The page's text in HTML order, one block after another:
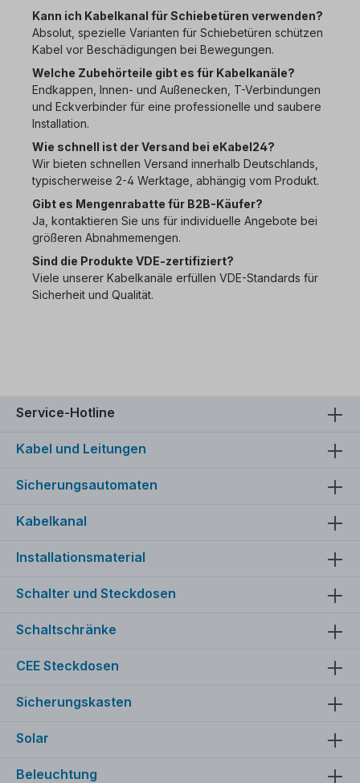
Kann ich Kabelkanal für Schiebetüren verwenden?
Absolut, spezielle Varianten für Schiebetüren schützen
Kabel vor Beschädigungen bei Bewegungen.
Welche Zubehörteile gibt es für Kabelkanäle?
Endkappen, Innen- und Außenecken, T-Verbindungen
und Eckverbinder für eine professionelle und saubere
Installation.
Wie schnell ist der Versand bei eKabel24?
Wir bieten schnellen Versand innerhalb Deutschlands,
typischerweise 2-4 Werktage, abhängig vom Produkt.
Gibt es Mengenrabatte für B2B-Käufer?
Ja, kontaktieren Sie uns für individuelle Angebote bei
größeren Abnahmemengen.
Sind die Produkte VDE-zertifiziert?
Viele unserer Kabelkanäle erfüllen VDE-Standards für
Sicherheit und Qualität.
Service-Hotline
Kabel und Leitungen
Sicherungsautomaten
Kabelkanal
Installationsmaterial
Schalter und Steckdosen
Schaltschränke
CEE Steckdosen
Sicherungskasten
Solar
Beleuchtung